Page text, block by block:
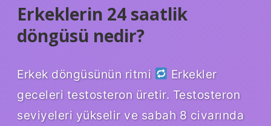
Erkeklerin 24 saatlik
döngüsü nedir?
Erkek döngüsünün ritmi
Erkekler
geceleri testosteron üretir. Testosteron
seviyeleri yükselir ve sabah 8 civarında